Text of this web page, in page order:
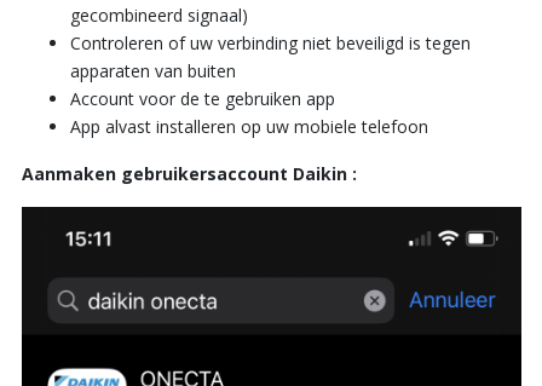
gecombineerd signaal)
Controleren of uw verbinding niet beveiligd is tegen
apparaten van buiten
Account voor de te gebruiken app
App alvast installeren op uw mobiele telefoon
Aanmaken gebruikersaccount Daikin :